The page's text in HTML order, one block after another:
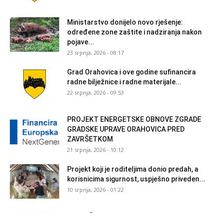
Ministarstvo donijelo novo rješenje:
određene zone zaštite i nadziranja nakon
pojave...
23 srpnja, 2026 - 08:17
Grad Orahovica i ove godine sufinancira
radne bilježnice i radne materijale...
22 srpnja, 2026 - 09:53
PROJEKT ENERGETSKE OBNOVE ZGRADE
GRADSKE UPRAVE ORAHOVICA PRED
ZAVRŠETKOM
21 srpnja, 2026 - 10:12
Projekt koji je roditeljima donio predah, a
korisnicima sigurnost, uspješno priveden...
10 srpnja, 2026 - 01:22